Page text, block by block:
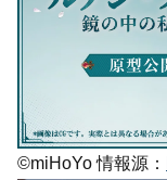
©miHoYo 情報源：